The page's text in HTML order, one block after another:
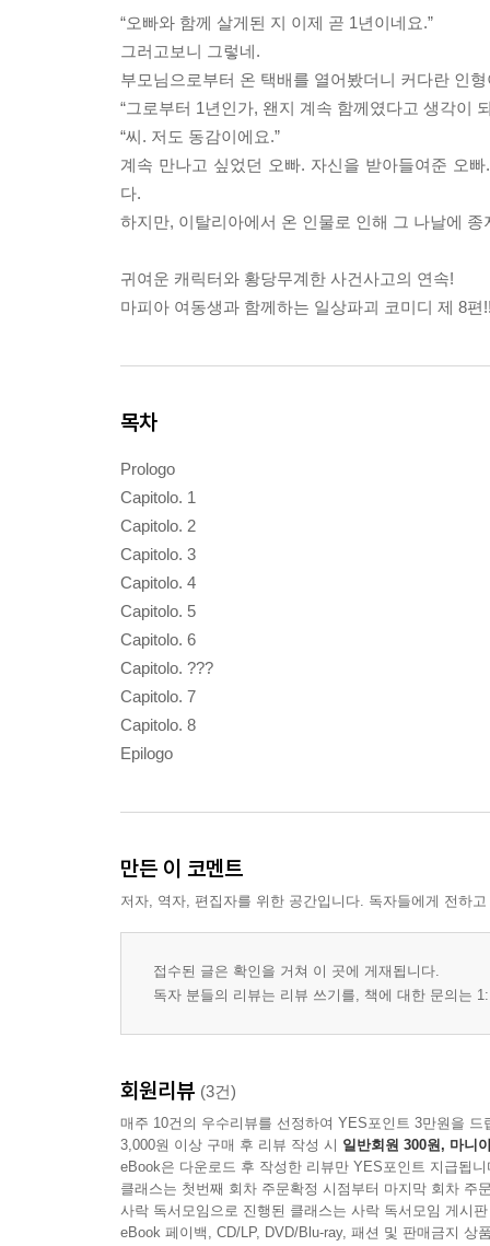
“오빠와 함께 살게된 지 이제 곧 1년이네요.”
그러고보니 그렇네.
부모님으로부터 온 택배를 열어봤더니 커다란 인
“그로부터 1년인가, 왠지 계속 함께였다고 생각이
“씨. 저도 동감이에요.”
계속 만나고 싶었던 오빠. 자신을 받아들여준 오
다.
하지만, 이탈리아에서 온 인물로 인해 그 나날에 종
귀여운 캐릭터와 황당무계한 사건사고의 연속!
마피아 여동생과 함께하는 일상파괴 코미디 제 8편
목차
Prologo
Capitolo. 1
Capitolo. 2
Capitolo. 3
Capitolo. 4
Capitolo. 5
Capitolo. 6
Capitolo. ???
Capitolo. 7
Capitolo. 8
Epilogo
만든 이 코멘트
저자, 역자, 편집자를 위한 공간입니다. 독자들에게 전하
접수된 글은 확인을 거쳐 이 곳에 게재됩니다.
독자 분들의 리뷰는 리뷰 쓰기를, 책에 대한 문의는
회원리뷰 (3건)
매주 10건의 우수리뷰를 선정하여 YES포인트 3만원을 드
3,000원 이상 구매 후 리뷰 작성 시 일반회원 300원, 마니
eBook은 다운로드 후 작성한 리뷰만 YES포인트 지급됩니
클래스는 첫번째 회차 주문확정 시점부터 마지막 회차 주
사락 독서모임으로 진행된 클래스는 사락 독서모임 게시
eBook 페이백, CD/LP, DVD/Blu-ray, 패션 및 판매금지 상